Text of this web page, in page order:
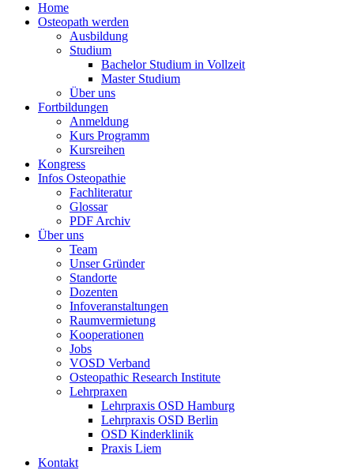
Home
Osteopath werden
Ausbildung
Studium
Bachelor Studium in Vollzeit
Master Studium
Über uns
Fortbildungen
Anmeldung
Kurs Programm
Kursreihen
Kongress
Infos Osteopathie
Fachliteratur
Glossar
PDF Archiv
Über uns
Team
Unser Gründer
Standorte
Dozenten
Infoveranstaltungen
Raumvermietung
Kooperationen
Jobs
VOSD Verband
Osteopathic Research Institute
Lehrpraxen
Lehrpraxis OSD Hamburg
Lehrpraxis OSD Berlin
OSD Kinderklinik
Praxis Liem
Kontakt